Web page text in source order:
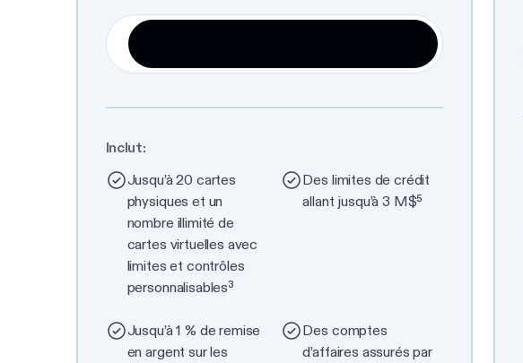
Inclut:
Jusqu’à 20 cartes
physiques et un
nombre illimité de
cartes virtuelles avec
limites et contrôles
personnalisables³
Des limites de crédit
allant jusqu’à 3 M$⁵
Jusqu’à 1 % de remise
en argent sur les
Des comptes
d’affaires assurés par